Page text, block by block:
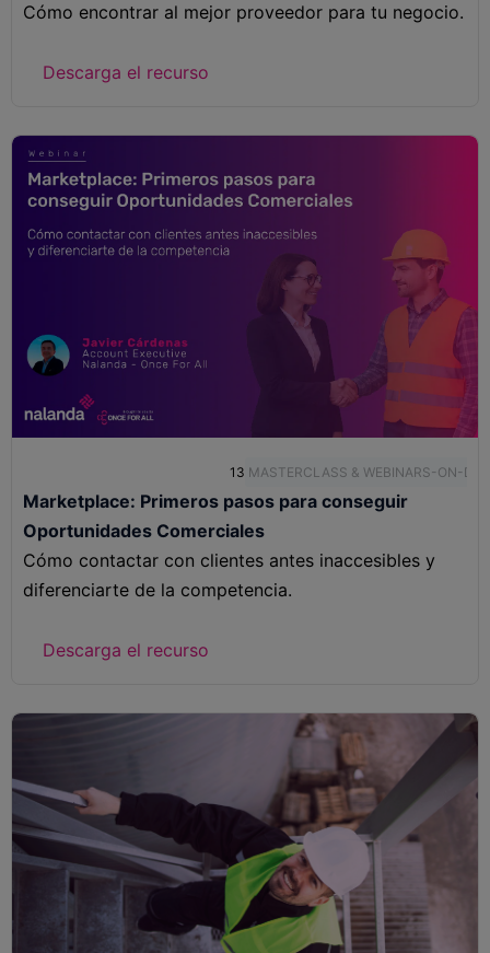
Cómo encontrar al mejor proveedor para tu negocio.
Descarga el recurso
13 MASTERCLASS & WEBINARS-ON-
Marketplace: Primeros pasos para conseguir
Oportunidades Comerciales
Cómo contactar con clientes antes inaccesibles y
diferenciarte de la competencia.
Descarga el recurso